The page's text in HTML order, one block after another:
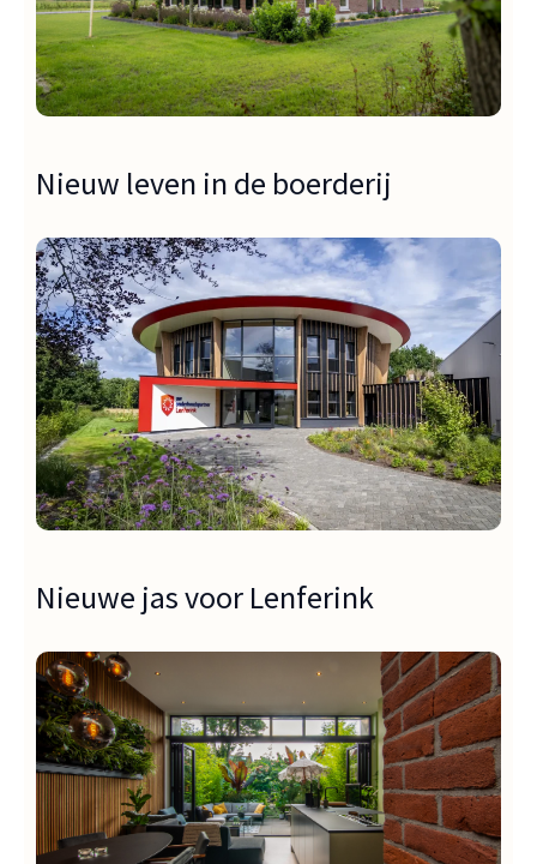
Nieuw leven in de boerderij
Nieuwe jas voor Lenferink